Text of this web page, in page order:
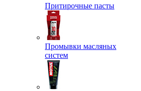
Притирочные пасты
Промывки масляных
систем